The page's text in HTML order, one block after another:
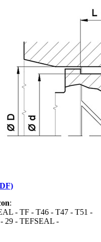
:
- TF - T46 - T47 - T51 -
29 - TEFSEAL -